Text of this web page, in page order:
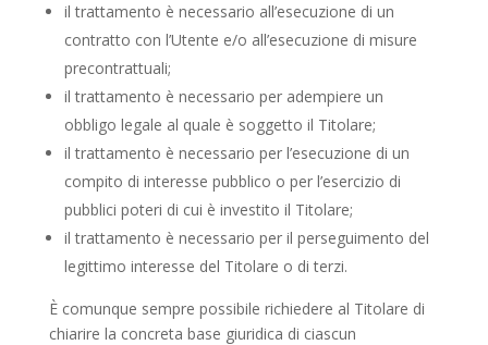
il trattamento è necessario all’esecuzione di un
contratto con l’Utente e/o all’esecuzione di misure
precontrattuali;
il trattamento è necessario per adempiere un
obbligo legale al quale è soggetto il Titolare;
il trattamento è necessario per l’esecuzione di un
compito di interesse pubblico o per l’esercizio di
pubblici poteri di cui è investito il Titolare;
il trattamento è necessario per il perseguimento del
legittimo interesse del Titolare o di terzi.
È comunque sempre possibile richiedere al Titolare di
chiarire la concreta base giuridica di ciascun